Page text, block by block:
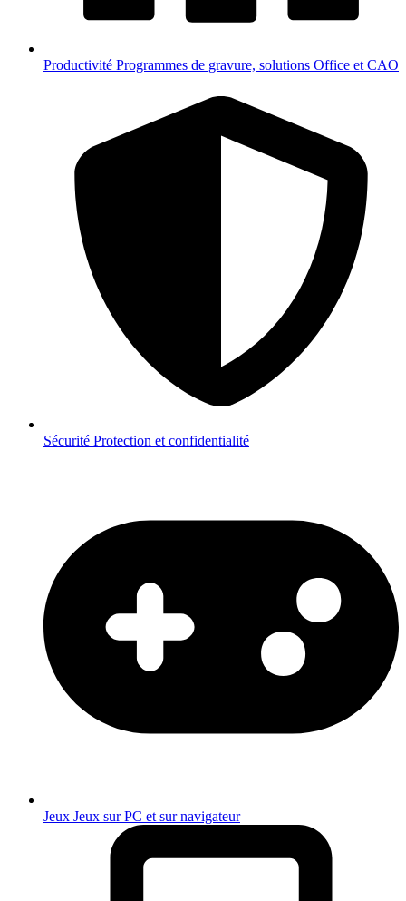
Productivité Programmes de gravure, solutions Office et CAO
Sécurité Protection et confidentialité
Jeux Jeux sur PC et sur navigateur